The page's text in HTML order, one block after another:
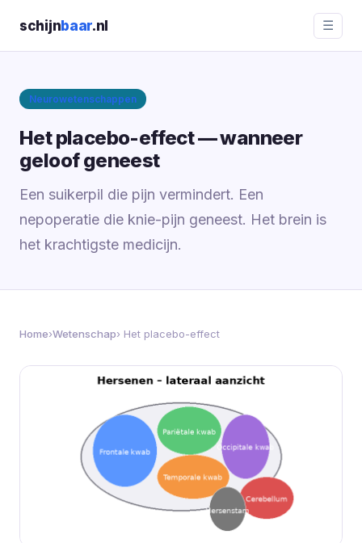
schijnbaar.nl ☰
Neurowetenschappen
Het placebo-effect — wanneer
geloof geneest
Een suikerpil die pijn vermindert. Een
nepoperatie die knie-pijn geneest. Het brein is
het krachtigste medicijn.
Home›Wetenschap› Het placebo-effect